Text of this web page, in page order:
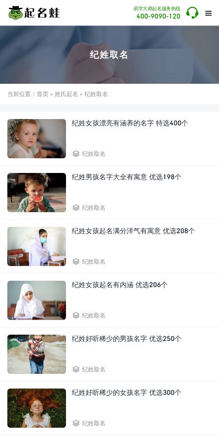

易学大师起名服务热线
400-9090-120 
纪姓取名
当前位置： 首页 » 姓氏起名 » 纪姓取名
纪姓女孩漂亮有涵养的名字 特选400个
 纪姓取名
纪姓男孩名字大全有寓意 优选198个
 纪姓取名
纪姓女孩起名满分洋气有寓意 优选208个
 纪姓取名
纪姓女孩起名有内涵 优选206个
 纪姓取名
纪姓好听稀少的男孩名字 优选250个
 纪姓取名
纪姓好听稀少的女孩名字 优选300个
 纪姓取名